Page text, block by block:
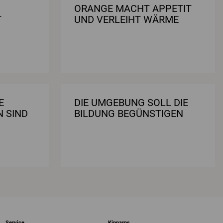
ORANGE MACHT APPETIT
UND VERLEIHT WÄRME
SIND
DIE UMGEBUNG SOLL DIE
BILDUNG BEGÜNSTIGEN